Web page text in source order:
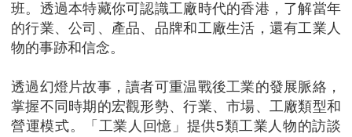
班。透過本特藏你可認識工廠時代的香港，了解當年
的行業、公司、產品、品牌和工廠生活，還有工業人
物的事跡和信念。
透過幻燈片故事，讀者可重温戰後工業的發展脈絡，
掌握不同時期的宏觀形勢、行業、市場、工廠類型和
營運模式。「工業人回憶」提供5類工業人物的訪談